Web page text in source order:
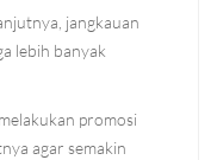
jangkauan
lebih banyak
promosi
agar semakin